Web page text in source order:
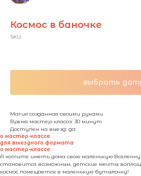
Космос в баночке
SKU:
выбрать
Магия созданная своими руками
Время мастер-класса: 30 минут
Доступен на выезд: да
о мастер-классе
для выездного формата
о мастер-классе
А хотите иметь дома свою маленькую
становится возможным, детские мечты
космос помещается в маленькую бутылочку!